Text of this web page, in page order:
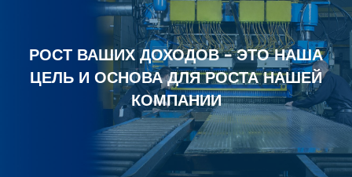
РОСТ ВАШИХ ДОХОДОВ – ЭТО НАША
ЦЕЛЬ И ОСНОВА ДЛЯ РОСТА НАШЕЙ
КОМПАНИИ